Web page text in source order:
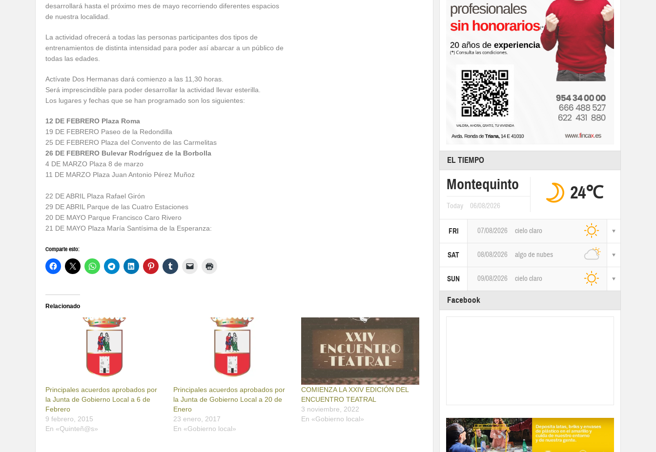
desarrollará hasta el próximo mes de mayo recorriendo diferentes espacios
de nuestra localidad.
La actividad ofrecerá a todas las personas participantes dos tipos de
entrenamientos de distinta intensidad para poder así abarcar a un público de
todas las edades.
Actívate Dos Hermanas dará comienzo a las 11,30 horas.
Será imprescindible para poder desarrollar la actividad llevar esterilla.
Los lugares y fechas que se han programado son los siguientes:
12 DE FEBRERO Plaza Roma
19 DE FEBRERO Paseo de la Redondilla
25 DE FEBRERO Plaza del Convento de las Carmelitas
26 DE FEBRERO Bulevar Rodríguez de la Borbolla
4 DE MARZO Plaza 8 de marzo
11 DE MARZO Plaza Juan Antonio Pérez Muñoz
22 DE ABRIL Plaza Rafael Girón
29 DE ABRIL Parque de las Cuatro Estaciones
20 DE MAYO Parque Francisco Caro Rivero
21 DE MAYO Plaza María Santísima de la Esperanza:
Comparte esto:
Relacionado
Principales acuerdos aprobados por
la Junta de Gobierno Local a 6 de
Febrero
9 febrero, 2015
En «Quinteñ@s»
Principales acuerdos aprobados por
la Junta de Gobierno Local a 20 de
Enero
23 enero, 2017
En «Gobierno local»
COMIENZA LA XXIV EDICIÓN DEL
ENCUENTRO TEATRAL
3 noviembre, 2022
En «Gobierno local»
EL TIEMPO
Montequinto
Today 06/08/2026
24℃
FRI 07/08/2026 cielo claro
SAT 08/08/2026 algo de nubes
SUN 09/08/2026 cielo claro
Facebook